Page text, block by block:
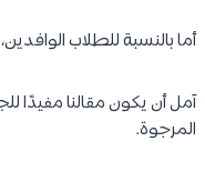
أما بالنسبة للطلاب
آمل أن يكون مقالنا مفيدًا
المرجوة.